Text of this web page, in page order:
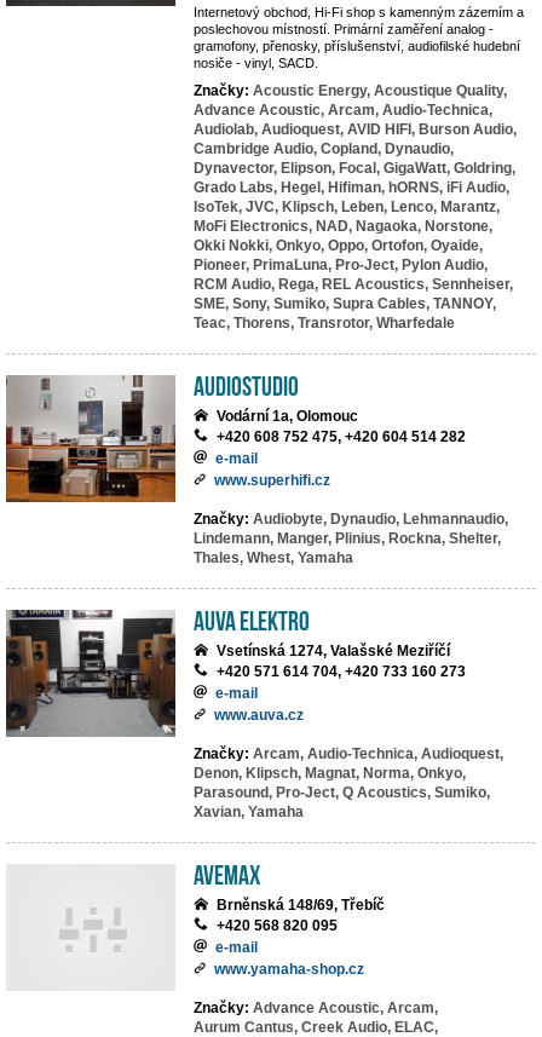
Internetový obchod, Hi-Fi shop s kamenným zázemím a
poslechovou místností. Primární zaměření analog -
gramofony, přenosky, příslušenství, audiofilské hudební
nosiče - vinyl, SACD.
Značky: Acoustic Energy, Acoustique Quality,
Advance Acoustic, Arcam, Audio-Technica,
Audiolab, Audioquest, AVID HIFI, Burson Audio,
Cambridge Audio, Copland, Dynaudio,
Dynavector, Elipson, Focal, GigaWatt, Goldring,
Grado Labs, Hegel, Hifiman, hORNS, iFi Audio,
IsoTek, JVC, Klipsch, Leben, Lenco, Marantz,
MoFi Electronics, NAD, Nagaoka, Norstone,
Okki Nokki, Onkyo, Oppo, Ortofon, Oyaide,
Pioneer, PrimaLuna, Pro-Ject, Pylon Audio,
RCM Audio, Rega, REL Acoustics, Sennheiser,
SME, Sony, Sumiko, Supra Cables, TANNOY,
Teac, Thorens, Transrotor, Wharfedale
AudioStudio
Vodární 1a, Olomouc
+420 608 752 475, +420 604 514 282
e-mail
www.superhifi.cz
Značky: Audiobyte, Dynaudio, Lehmannaudio,
Lindemann, Manger, Plinius, Rockna, Shelter,
Thales, Whest, Yamaha
AuVa elektro
Vsetínská 1274, Valašské Meziříčí
+420 571 614 704, +420 733 160 273
e-mail
www.auva.cz
Značky: Arcam, Audio-Technica, Audioquest,
Denon, Klipsch, Magnat, Norma, Onkyo,
Parasound, Pro-Ject, Q Acoustics, Sumiko,
Xavian, Yamaha
AVEMAX
Brněnská 148/69, Třebíč
+420 568 820 095
e-mail
www.yamaha-shop.cz
Značky: Advance Acoustic, Arcam,
Aurum Cantus, Creek Audio, ELAC,